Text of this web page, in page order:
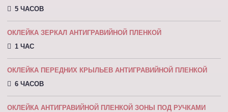
5 ЧАСОВ
ОКЛЕЙКА ЗЕРКАЛ АНТИГРАВИЙНОЙ ПЛЕНКОЙ
1 ЧАС
ОКЛЕЙКА ПЕРЕДНИХ КРЫЛЬЕВ АНТИГРАВИЙНОЙ ПЛЕНКОЙ
6 ЧАСОВ
ОКЛЕЙКА АНТИГРАВИЙНОЙ ПЛЕНКОЙ ЗОНЫ ПОД РУЧКАМИ